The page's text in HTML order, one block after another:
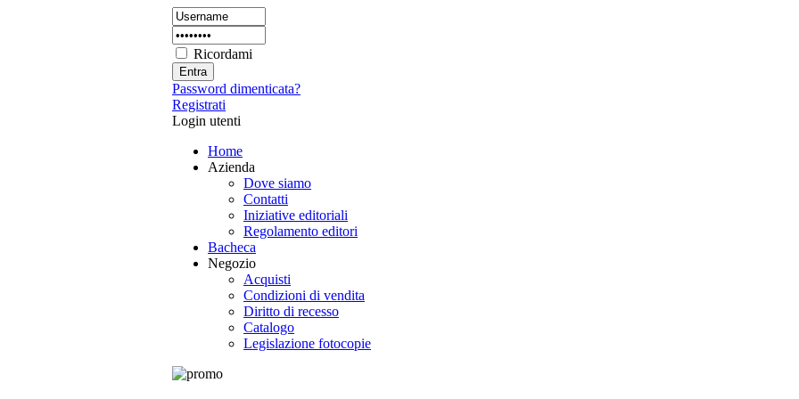
Ricordami
Password dimenticata?
Registrati
Login utenti
Home
Azienda
Dove siamo
Contatti
Iniziative editoriali
Regolamento editori
Bacheca
Negozio
Acquisti
Condizioni di vendita
Diritto di recesso
Catalogo
Legislazione fotocopie